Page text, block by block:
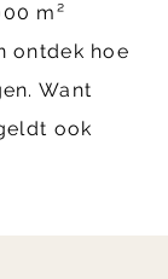
m²
ontdek hoe
Want
ook